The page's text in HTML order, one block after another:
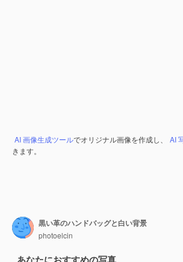
AI 画像生成ツールでオリジナル画像を作成し、 AI
きます。
黒い革のハンドバッグと白い背景
photoelcin